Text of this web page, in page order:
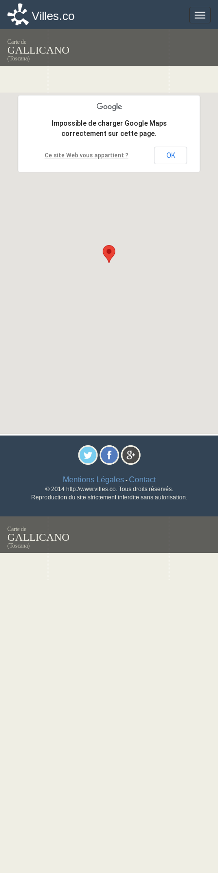
Toggle
Villes.co
Carte de
GALLICANO
(Toscana)
Impossible de charger Google Maps
correctement sur cette page.
Ce site Web vous appartient ? OK
Impossible de charger Google Maps
correctement sur cette page.
Ce site Web vous appartient ? OK
Mentions Légales- Contact
© 2014 http://www.villes.co. Tous droits réservés.
Reproduction du site strictement interdite sans autorisation.
Toggle
Villes.co
Carte de
GALLICANO
(Toscana)